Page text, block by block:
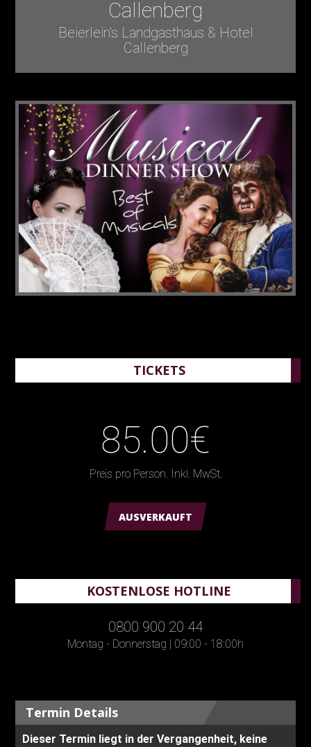
Callenberg
Beierlein's Landgasthaus & Hotel
Callenberg
TICKETS
85.00€
Preis pro Person. Inkl. MwSt.
AUSVERKAUFT
KOSTENLOSE HOTLINE
0800 900 20 44
Montag - Donnerstag | 09:00 - 18:00h
Termin Details
Dieser Termin liegt in der Vergangenheit, keine